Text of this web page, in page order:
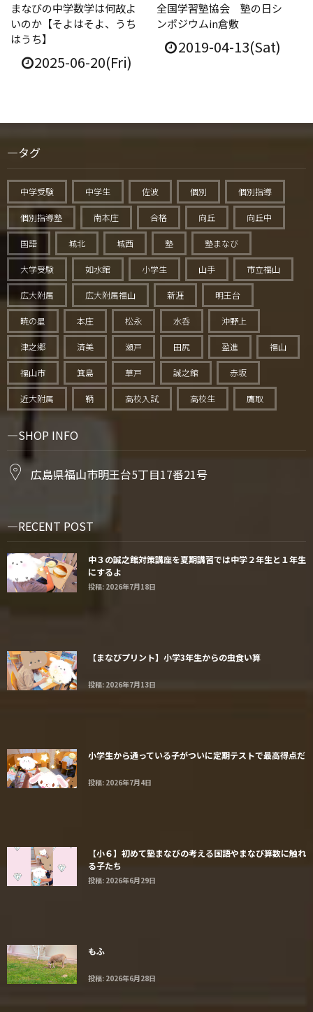
まなびの中学数学は何故よ
いのか【そよはそよ、うち
はうち】
2025-06-20(Fri)
全国学習塾協会 塾の日シ
ンポジウムin倉敷
2019-04-13(Sat)
タグ
中学受験 中学生 佐波 個別 個別指導
個別指導塾 南本庄 合格 向丘 向丘中
国語 城北 城西 塾 塾まなび
大学受験 如水館 小学生 山手 市立福山
広大附属 広大附属福山 新涯 明王台
暁の星 本庄 松永 水呑 沖野上
津之郷 済美 瀬戸 田尻 盈進 福山
福山市 箕島 草戸 誠之館 赤坂
近大附属 鞆 高校入試 高校生 鷹取
SHOP INFO
広島県福山市明王台5丁目17番21号
RECENT POST
中３の誠之館対策講座を夏期講習では中学２年生と１年生
にするよ
投稿: 2026年7月18日
【まなびプリント】小学3年生からの虫食い算
投稿: 2026年7月13日
小学生から通っている子がついに定期テストで最高得点だ
投稿: 2026年7月4日
【小６】初めて塾まなびの考える国語やまなび算数に触れ
る子たち
投稿: 2026年6月29日
もふ
投稿: 2026年6月28日